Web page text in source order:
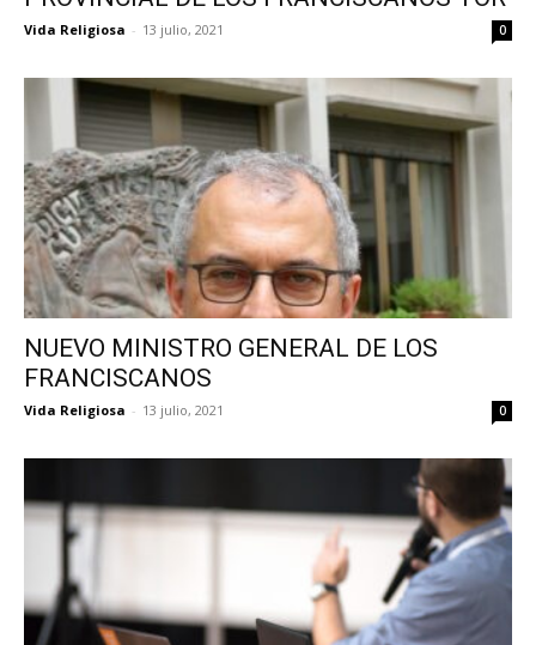
Vida Religiosa - 13 julio, 2021 0
NUEVO MINISTRO GENERAL DE LOS
FRANCISCANOS
Vida Religiosa - 13 julio, 2021 0